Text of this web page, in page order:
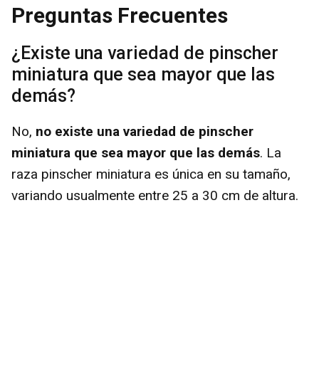
Preguntas Frecuentes
¿Existe una variedad de pinscher
miniatura que sea mayor que las
demás?
No, no existe una variedad de pinscher
miniatura que sea mayor que las demás. La
raza pinscher miniatura es única en su tamaño,
variando usualmente entre 25 a 30 cm de altura.